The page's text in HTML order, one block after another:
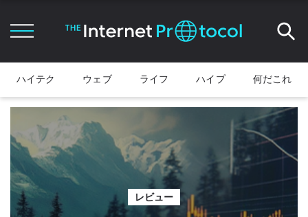
ハイテク ウェブ ライフ ハイプ 何だこれ
レビュー